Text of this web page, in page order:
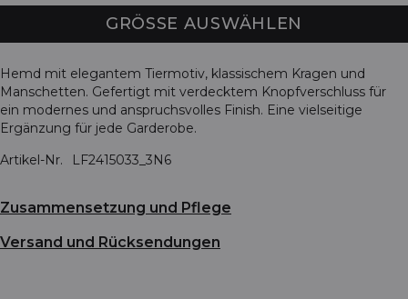
GRÖSSE AUSWÄHLEN
Hemd mit elegantem Tiermotiv, klassischem Kragen und
Manschetten. Gefertigt mit verdecktem Knopfverschluss für
ein modernes und anspruchsvolles Finish. Eine vielseitige
Ergänzung für jede Garderobe.
Artikel-Nr.
LF2415033_3N6
Zusammensetzung und Pflege
Versand und Rücksendungen